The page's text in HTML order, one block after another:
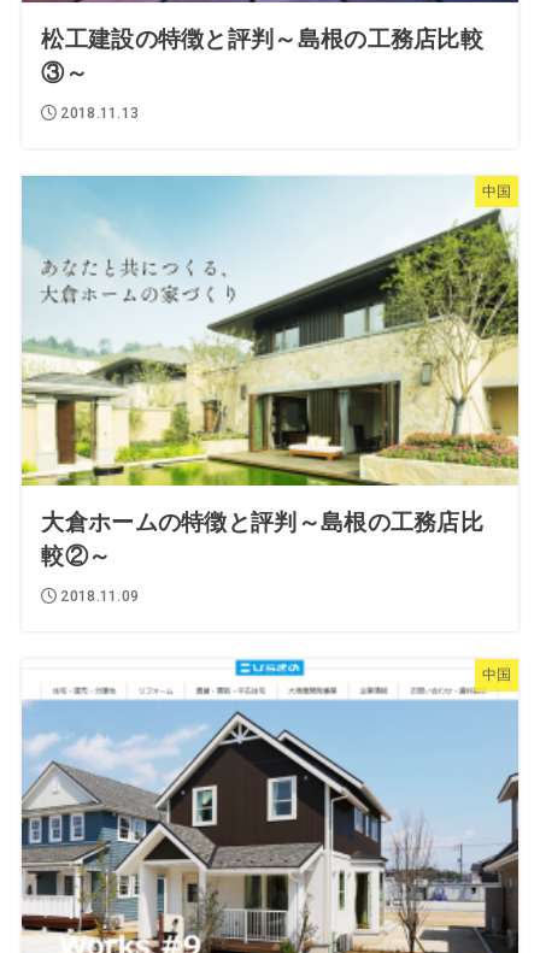
松工建設の特徴と評判～島根の工務店比較
③～
2018.11.13
中国
大倉ホームの特徴と評判～島根の工務店比
較②～
2018.11.09
中国